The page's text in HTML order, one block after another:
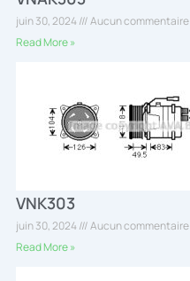
juin 30, 2024
Aucun commentaire
Read More »
VNK303
juin 30, 2024
Aucun commentaire
Read More »